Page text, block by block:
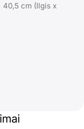
40,5 cm (Ilgis x